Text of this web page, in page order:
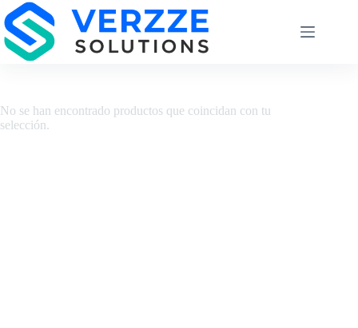
No se han encontrado productos que coincidan con tu
selección.